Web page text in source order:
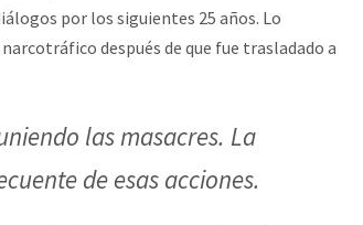
por los siguientes 25 años. Lo
después de que fue trasladado a
las masacres. La
de esas acciones.